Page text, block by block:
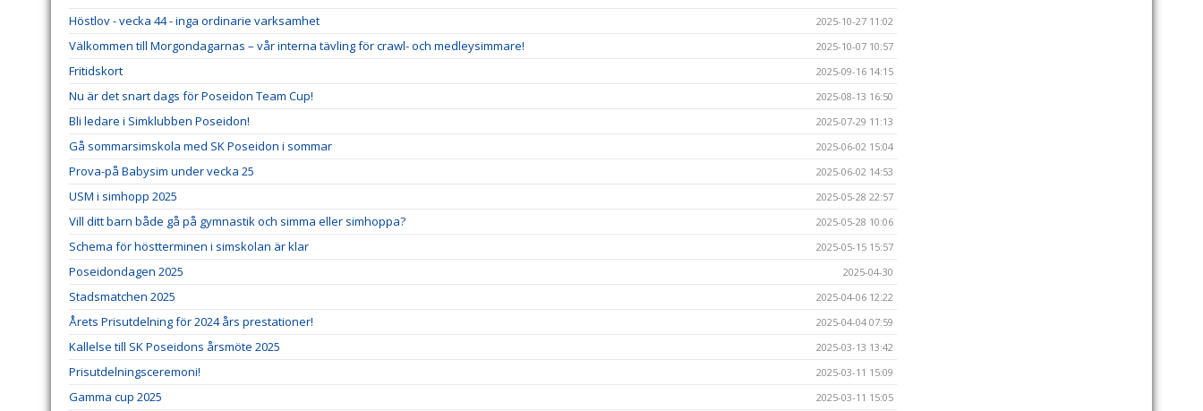
Höstlov - vecka 44 - inga ordinarie varksamhet 2025-10-27 11:02
Välkommen till Morgondagarnas – vår interna tävling för crawl- och medleysimmare! 2025-10-07 10:57
Fritidskort 2025-09-16 14:15
Nu är det snart dags för Poseidon Team Cup! 2025-08-13 16:50
Bli ledare i Simklubben Poseidon! 2025-07-29 11:13
Gå sommarsimskola med SK Poseidon i sommar 2025-06-02 15:04
Prova-på Babysim under vecka 25 2025-06-02 14:53
USM i simhopp 2025 2025-05-28 22:57
Vill ditt barn både gå på gymnastik och simma eller simhoppa? 2025-05-28 10:06
Schema för höstterminen i simskolan är klar 2025-05-15 15:57
Poseidondagen 2025 2025-04-30
Stadsmatchen 2025 2025-04-06 12:22
Årets Prisutdelning för 2024 års prestationer! 2025-04-04 07:59
Kallelse till SK Poseidons årsmöte 2025 2025-03-13 13:42
Prisutdelningsceremoni! 2025-03-11 15:09
Gamma cup 2025 2025-03-11 15:05